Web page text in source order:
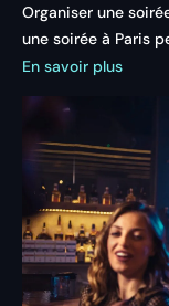
Organiser une
une soirée à Paris
En savoir plus